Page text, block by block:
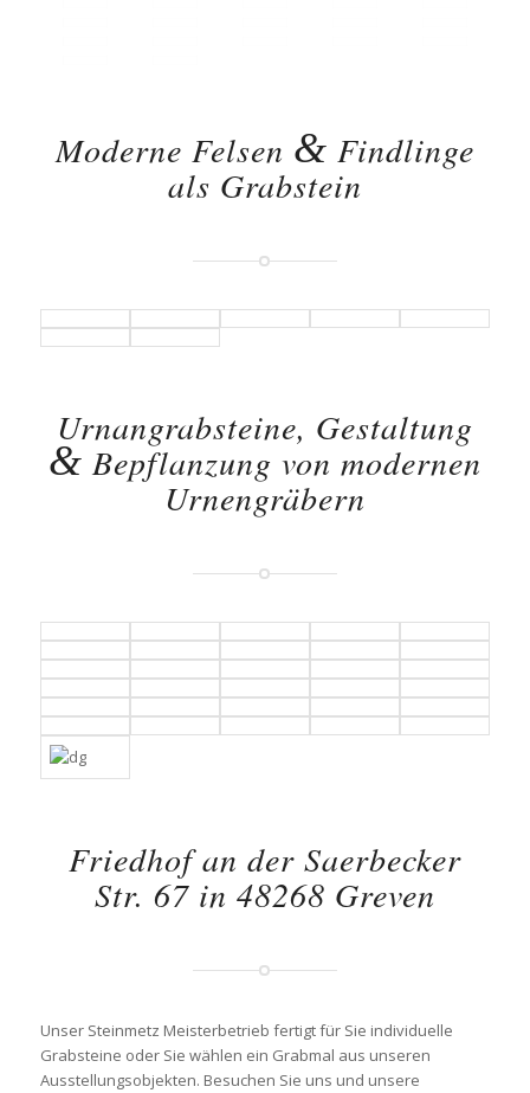
Moderne Felsen & Findlinge
als Grabstein
Urnangrabsteine, Gestaltung
& Bepflanzung von modernen
Urnengräbern
Friedhof an der Saerbecker
Str. 67 in 48268 Greven
Unser Steinmetz Meisterbetrieb fertigt für Sie individuelle
Grabsteine oder Sie wählen ein Grabmal aus unseren
Ausstellungsobjekten. Besuchen Sie uns und unsere